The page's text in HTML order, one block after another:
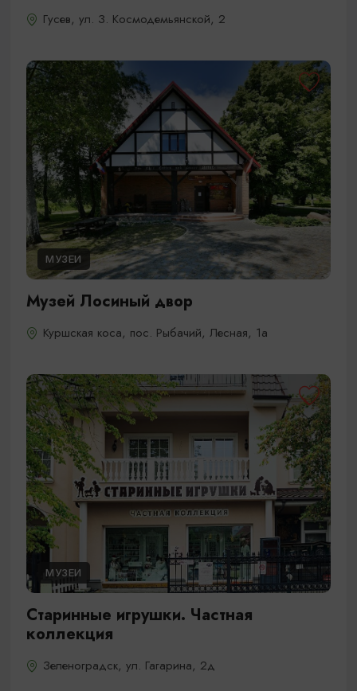
Гусев, ул. З. Космодемьянской, 2
МУЗЕИ
Музей Лосиный двор
Куршская коса, пос. Рыбачий, Лесная, 1а​
МУЗЕИ
Старинные игрушки. Частная
коллекция
Зеленоградск, ул. Гагарина, 2д